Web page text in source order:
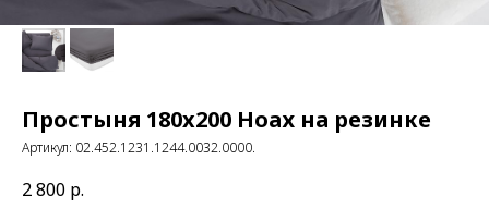
Простыня 180x200 Ноах на резинке
Артикул: 02.452.1231.1244.0032.0000.
2 800 р.